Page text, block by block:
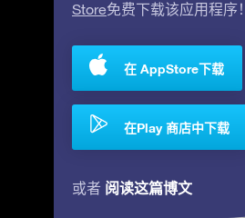
Store免费下载该应用程序！
在 AppStore下载
在Play 商店中下载
或者 阅读这篇博文